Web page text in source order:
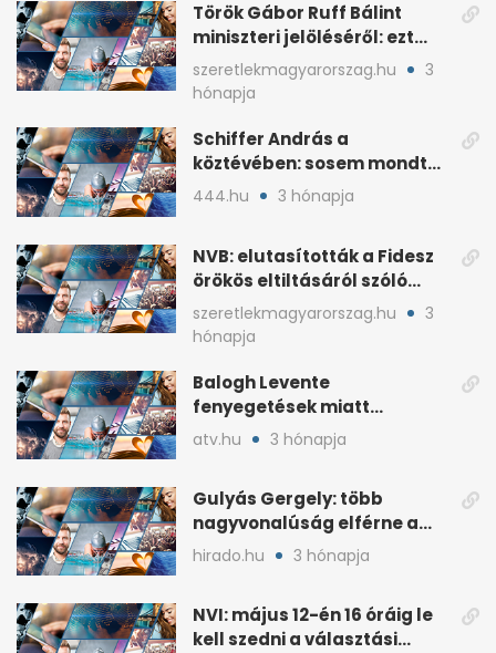
Török Gábor Ruff Bálint
miniszteri jelöléséről: ezt
írta a posztjában
szeretlekmagyarorszag.hu
3
hónapja
Schiffer András a
köztévében: sosem mondta,
ki fog nyerni
444.hu 3 hónapja
NVB: elutasították a Fidesz
örökös eltiltásáról szóló
népszavazást
szeretlekmagyarorszag.hu
3
hónapja
Balogh Levente
fenyegetések miatt
lemondta erdélyi előadás-
atv.hu 3 hónapja
Gulyás Gergely: több
nagyvonalúság elférne a
kétharmados győztesekben
hirado.hu 3 hónapja
NVI: május 12-én 16 óráig le
kell szedni a választási